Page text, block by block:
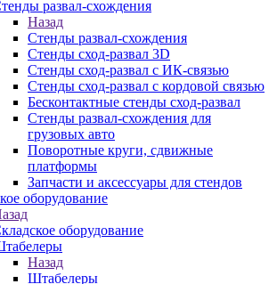
развал-схождения
Назад
Стенды развал-схождения
Стенды сход-развал 3D
Стенды сход-развал с ИК-связью
Стенды сход-развал с кордовой связью
Бесконтактные стенды сход-развал
Стенды развал-схождения для
грузовых авто
Поворотные круги, сдвижные
платформы
Запчасти и аксессуары для стендов
оборудование
оборудование
Назад
Штабелеры